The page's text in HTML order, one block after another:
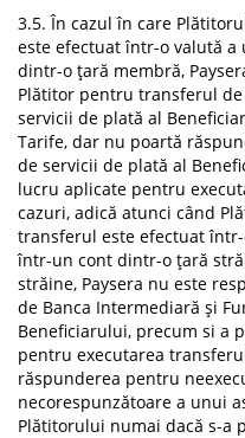
3.5. În cazul în care
este efectuat într-o valută
dintr-o țară membră,
Plătitor pentru transferul
servicii de plată al
Tarife, dar nu poartă
de servicii de plată al
lucru aplicate pentru
cazuri, adică atunci când
transferul este efectuat
într-un cont dintr-o țară
străine, Paysera nu este
de Banca Intermediară și
Beneficiarului, precum si a
pentru executarea
răspunderea pentru
necorespunzătoare a unui
Plătitorului numai dacă s-a